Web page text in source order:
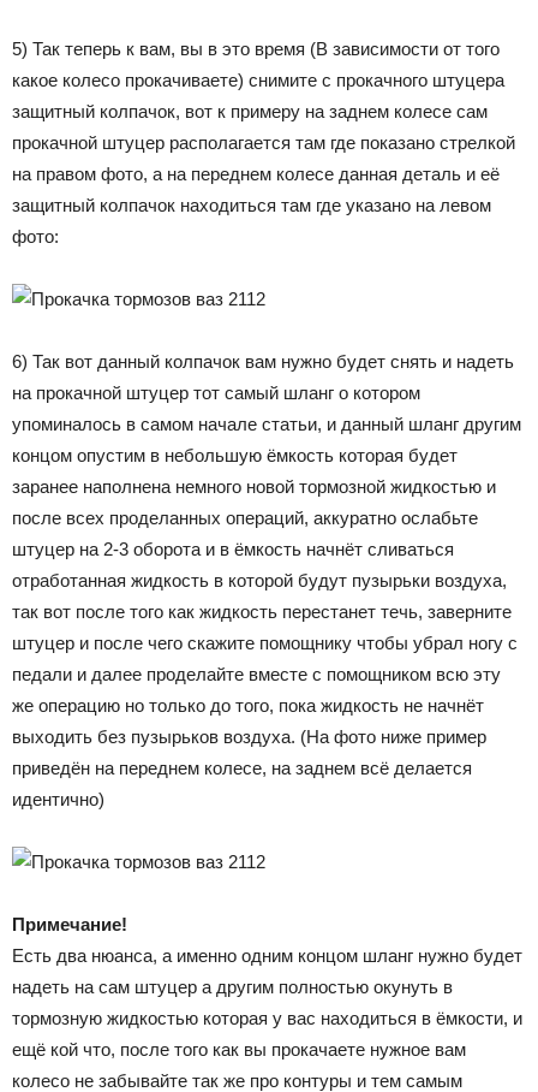
5) Так теперь к вам, вы в это время (В зависимости от того
какое колесо прокачиваете) снимите с прокачного штуцера
защитный колпачок, вот к примеру на заднем колесе сам
прокачной штуцер располагается там где показано стрелкой
на правом фото, а на переднем колесе данная деталь и её
защитный колпачок находиться там где указано на левом
фото:
6) Так вот данный колпачок вам нужно будет снять и надеть
на прокачной штуцер тот самый шланг о котором
упоминалось в самом начале статьи, и данный шланг другим
концом опустим в небольшую ёмкость которая будет
заранее наполнена немного новой тормозной жидкостью и
после всех проделанных операций, аккуратно ослабьте
штуцер на 2-3 оборота и в ёмкость начнёт сливаться
отработанная жидкость в которой будут пузырьки воздуха,
так вот после того как жидкость перестанет течь, заверните
штуцер и после чего скажите помощнику чтобы убрал ногу с
педали и далее проделайте вместе с помощником всю эту
же операцию но только до того, пока жидкость не начнёт
выходить без пузырьков воздуха. (На фото ниже пример
приведён на переднем колесе, на заднем всё делается
идентично)
Примечание!
Есть два нюанса, а именно одним концом шланг нужно будет
надеть на сам штуцер а другим полностью окунуть в
тормозную жидкостью которая у вас находиться в ёмкости, и
ещё кой что, после того как вы прокачаете нужное вам
колесо не забывайте так же про контуры и тем самым